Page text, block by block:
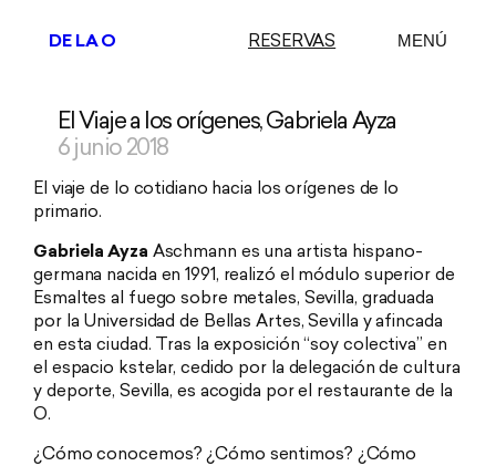
contenido
DE LA O RESERVAS MENÚ
El Viaje a los orígenes, Gabriela Ayza
6 junio 2018
El viaje de lo cotidiano hacia los orígenes de lo
primario.
Gabriela Ayza Aschmann es una artista hispano-
germana nacida en 1991, realizó el módulo superior de
Esmaltes al fuego sobre metales, Sevilla, graduada
por la Universidad de Bellas Artes, Sevilla y afincada
en esta ciudad. Tras la exposición “soy colectiva” en
el espacio kstelar, cedido por la delegación de cultura
y deporte, Sevilla, es acogida por el restaurante de la
O.
¿Cómo conocemos? ¿Cómo sentimos? ¿Cómo